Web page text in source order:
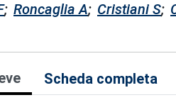
; Roncaglia A; Cristiani S;
Scheda completa